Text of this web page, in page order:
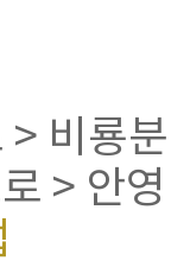
비룡
> 안